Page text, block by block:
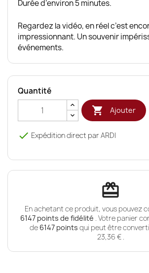
Durée d’environ 5 minutes.
Regardez la vidéo, en réel c’est
impressionnant. Un souvenir
événements.
Quantité
 Ajouter
 Expédition direct par ARDI
redeem
En achetant ce produit, vous pouvez
6147 points de fidélité . Votre panier
de 6147points qui peut être
23,36 €.